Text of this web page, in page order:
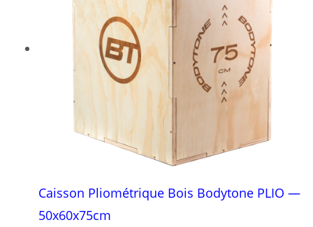
Caisson Pliométrique Bois Bodytone PLIO —
50x60x75cm